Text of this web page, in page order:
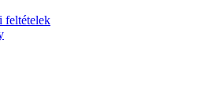
feltételek